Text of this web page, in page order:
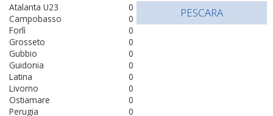
0
Atalanta U23
0
Campobasso
0
Forlì
0
Grosseto
0
Gubbio
0
Guidonia
0
Latina
0
Livorno
0
Ostiamare
0
Perugia
PESCARA